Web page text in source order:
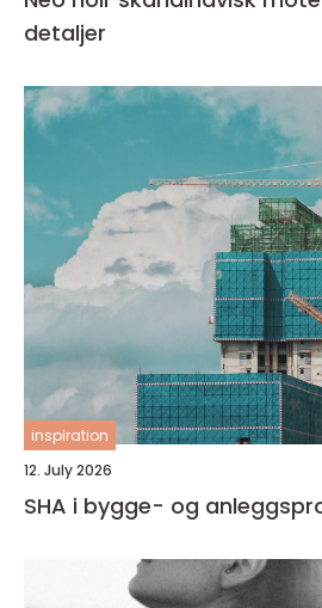
detaljer
inspiration
12. July 2026
SHA i bygge- og